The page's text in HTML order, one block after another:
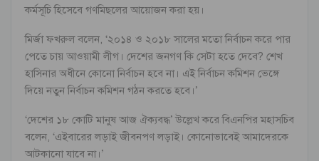
কর্মসূচি হিসেবে গণমিছলের আয়োজন করা হয়।
মির্জা ফখরুল বলেন, ‘২০১৪ ও ২০১৮ সালের মতো নির্বাচন করে পার
পেতে চায় আওয়ামী লীগ। দেশের জনগণ কি সেটা হতে দেবে? শেখ
হাসিনার অধীনে কোনো নির্বাচন হবে না। এই নির্বাচন কমিশন ভেঙ্গে
দিয়ে নতুন নির্বাচন কমিশন গঠন করতে হবে।’
‘দেশের ১৮ কোটি মানুষ আজ ঐক্যবদ্ধ’ উল্লেখ করে বিএনপির মহাসচিব
বলেন, ‘এইবারের লড়াই জীবনপণ লড়াই। কোনোভাবেই আমাদেরকে
আটকানো যাবে না।’